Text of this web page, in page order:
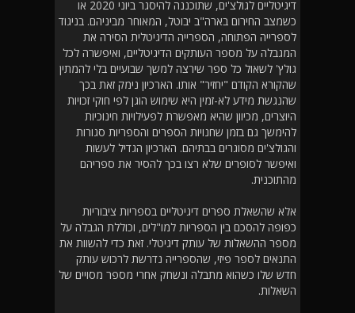
דיגיטליים לגולצ'ים, שתוכננה להיסגר ביוני 2020 או
כשמצב החירום בארה"ב יבוטל, המאוחר מביניהם. בניגוד
לספרייה הפתוחה, הספרייה הדיגיטלית הסירה את
המגבלה על מספר העותקים הדיגיטליים, ואיפשרה לכל
גולץ' לשאול כל ספר שירצה למשך שבועיים בלי להמתין
שהקורא הקודם "יחזיר" אותו. הארכיון נימק זאת בכך
שהנגשת מידע לא-זמין היא שימוש הוגן לפי חוקי זכויות
היוצרים, מכיוון שהיא מאפשרת לפעילויות חינוכיות
להימשך גם בזמן שחנויות הספרים והספריות סגורות
והגולצ'ים מסוגרים בבתיהם. הארכיון הגדיל לעשות
ואיפשר לסופרים שלא רצו בכך להסיר את ספריהם
מהתוכנית.
אלא שהשאלת ספרים דיגיטליים בספריות ציבוריות
כפופה להסכם בין הספריות למו"לים, וכוללת הגבלה על
מספר ההשאלות של עותק דיגיטלי. זאת כדי להשוות את
התנאים לספר פיזי, שהספרייה נדרשת לרכוש עותק
חדש שלו כשהוא מתבלה ונשחק אחרי מספר מסויים של
השאלות.